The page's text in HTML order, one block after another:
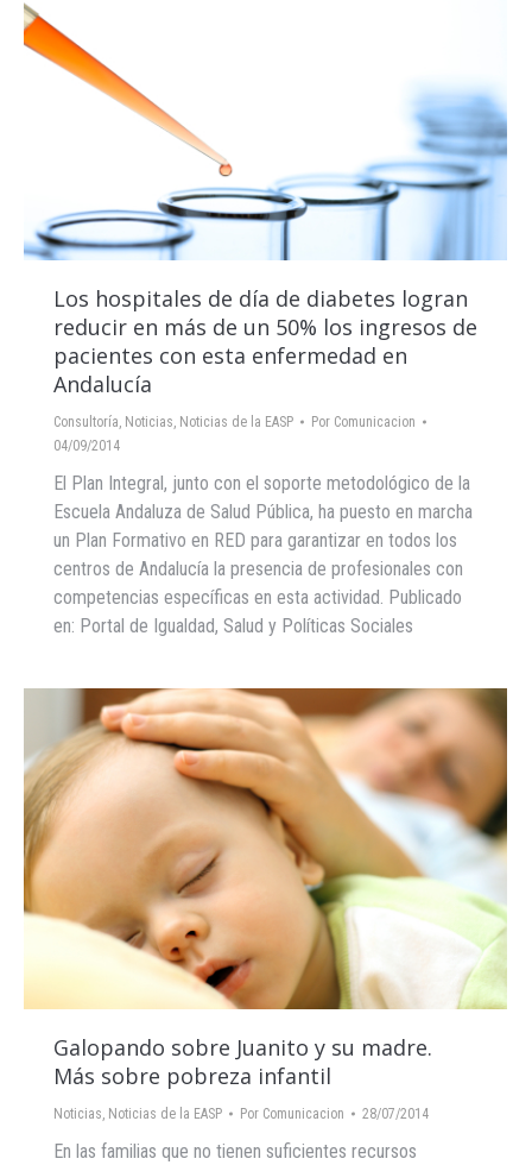
Los hospitales de día de diabetes logran
reducir en más de un 50% los ingresos de
pacientes con esta enfermedad en
Andalucía
Consultoría, Noticias, Noticias de la EASP Por Comunicacion
04/09/2014
El Plan Integral, junto con el soporte metodológico de la
Escuela Andaluza de Salud Pública, ha puesto en marcha
un Plan Formativo en RED para garantizar en todos los
centros de Andalucía la presencia de profesionales con
competencias específicas en esta actividad. Publicado
en: Portal de Igualdad, Salud y Políticas Sociales
Galopando sobre Juanito y su madre.
Más sobre pobreza infantil
Noticias, Noticias de la EASP Por Comunicacion 28/07/2014
En las familias que no tienen suficientes recursos